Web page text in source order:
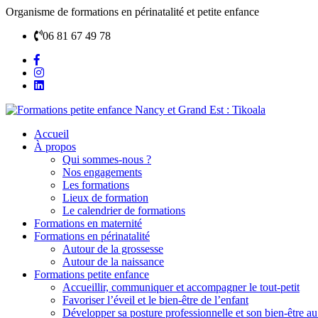
Organisme de formations en périnatalité et petite enfance
06 81 67 49 78
Accueil
À propos
Qui sommes-nous ?
Nos engagements
Les formations
Lieux de formation
Le calendrier de formations
Formations en maternité
Formations en périnatalité
Autour de la grossesse
Autour de la naissance
Formations petite enfance
Accueillir, communiquer et accompagner le tout-petit
Favoriser l’éveil et le bien-être de l’enfant
Développer sa posture professionnelle et son bien-être